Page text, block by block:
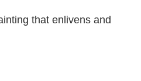
that enlivens and